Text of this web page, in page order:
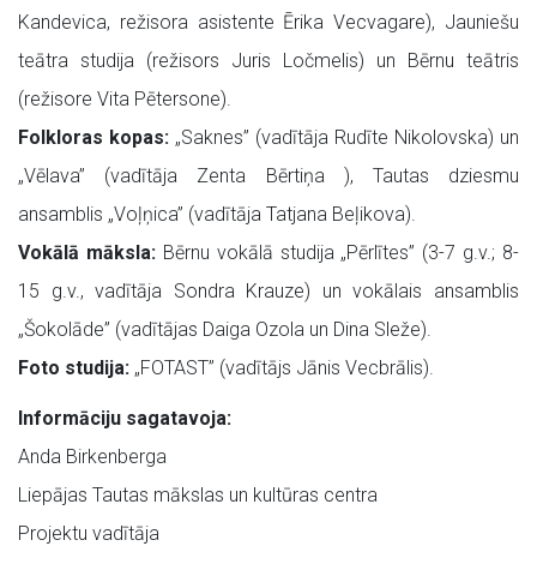
Kandevica, režisora asistente Ērika Vecvagare), Jauniešu
teātra studija (režisors Juris Ločmelis) un Bērnu teātris
(režisore Vita Pētersone).
Folkloras kopas: „Saknes” (vadītāja Rudīte Nikolovska) un
„Vēlava” (vadītāja Zenta Bērtiņa ), Tautas dziesmu
ansamblis „Voļņica” (vadītāja Tatjana Beļikova).
Vokālā māksla:Bērnu vokālā studija „Pērlītes” (3-7 g.v.; 8-
15 g.v., vadītāja Sondra Krauze) un vokālais ansamblis
„Šokolāde” (vadītājas Daiga Ozola un Dina Sleže).
Foto studija: „FOTAST” (vadītājs Jānis Vecbrālis).
Informāciju sagatavoja:
Anda Birkenberga
Liepājas Tautas mākslas un kultūras centra
Projektu vadītāja